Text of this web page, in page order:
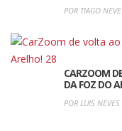
POR TIAGO
CARZOOM
DA FOZ DO
POR LUIS NEVES